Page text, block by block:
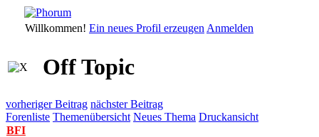
Willkommen! Ein neues Profil erzeugen Anmelden
Off Topic
vorheriger Beitrag nächster Beitrag
Forenliste Themenübersicht Neues Thema Druckansicht
BFI